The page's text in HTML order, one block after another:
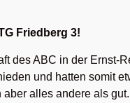
Friedberg 3!
des ABC in der Ernst-
und hatten somit
alles andere als